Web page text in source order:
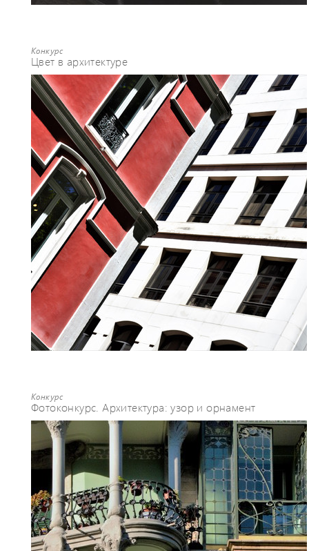
Конкурс
Цвет в архитектуре
Конкурс
Фотоконкурс. Архитектура: узор и орнамент